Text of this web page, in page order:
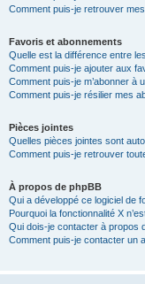
Comment puis-je retrouver
Favoris et abonnements
Quelle est la différence entre
Comment puis-je ajouter aux
Comment puis-je m’abonner à
Comment puis-je résilier mes
Pièces jointes
Quelles pièces jointes sont
Comment puis-je retrouver
À propos de phpBB
Qui a développé ce logiciel de
Pourquoi la fonctionnalité X
Qui dois-je contacter à propos
Comment puis-je contacter un